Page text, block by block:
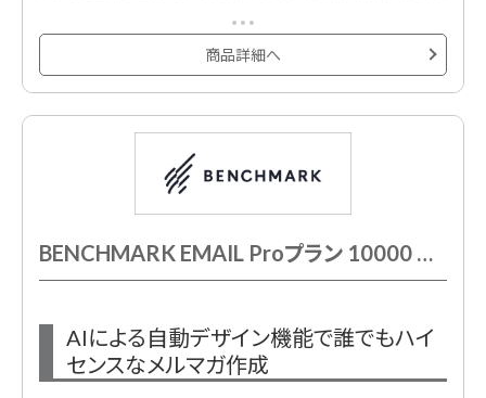
たんに作成・配信・効果測定できるメール配信サービスです。
500種類以上のメルマガ用デザインテンプレートが用意されており、プロのデザ
イナーが作成したHTMLメールデザインテンプレートでメール配信システムをは
商品詳細へ
BENCHMARK EMAIL Proプラン 10000 月額契約
AIによる自動デザイン機能で誰でもハイ
センスなメルマガ作成